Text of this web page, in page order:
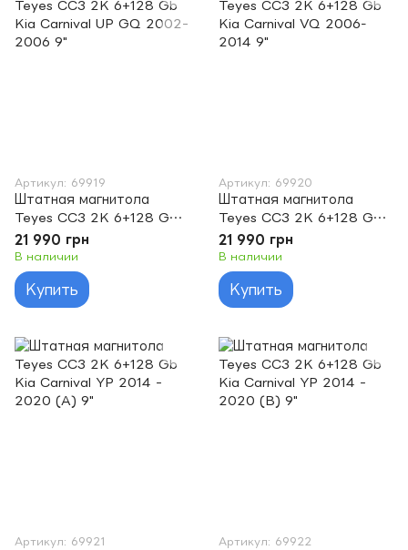
Артикул: 69919
Штатная магнитола
Teyes CC3 2K 6+128 Gb
Kia Carnival UP GQ 2002-
2006 9"
21 990 грн
В наличии
Купить
Артикул: 69920
Штатная магнитола
Teyes CC3 2K 6+128 Gb
Kia Carnival VQ 2006-
2014 9"
21 990 грн
В наличии
Купить
Артикул: 69921 Артикул: 69922